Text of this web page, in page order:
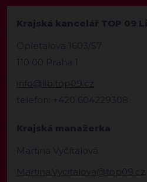
Krajská kancelář TOP 09
Opletalova 1603/57
110 00 Praha 1
info@lib.top09.cz
telefon: +420 604229308
Krajská manažerka
Martina Vyčítalová
Martina.Vycitalova@top09.cz